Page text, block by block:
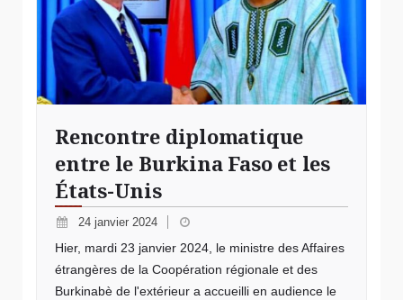
Rencontre diplomatique
entre le Burkina Faso et les
États-Unis
24 janvier 2024
Hier, mardi 23 janvier 2024, le ministre des Affaires
étrangères de la Coopération régionale et des
Burkinabè de l'extérieur a accueilli en audience le